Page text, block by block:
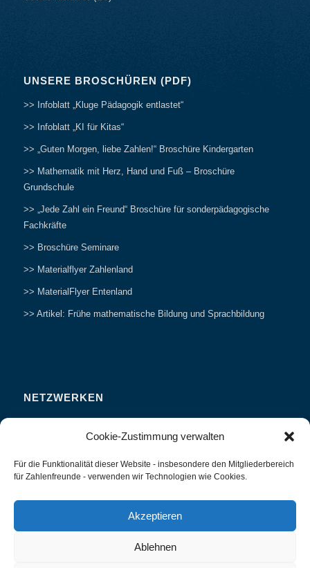
Cookie-Zustimmung verwalten
Für die Funktionalität dieser Website - insbesondere den Mitgliederbereich
für Zahlenfreunde - verwenden wir Technologien wie Cookies.
Akzeptieren
Ablehnen
UNSERE BROSCHÜREN (PDF)
>> Infoblatt „Kluge Pädagogik entlastet“
>> Infoblatt „KI für Kitas“
>> „Guten Morgen, liebe Zahlen!“ Broschüre Kindergarten
>> Mathematik mit Herz, Hand und Fuß – Broschüre
Grundschule
>> „Jede Zahl ein Freund“ Broschüre für sonderpädagogische
Fachkräfte
>> Broschüre Seminare
>> Materialflyer Zahlenland
>> MaterialFlyer Entenland
>> Artikel: Frühe mathematische Bildung und Sprachbildung
NETZWERKEN
Studieren
Interviews und Erfahrungsberichte